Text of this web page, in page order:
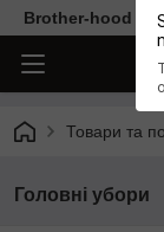
Brother-hood -
Товари та
Головні убори